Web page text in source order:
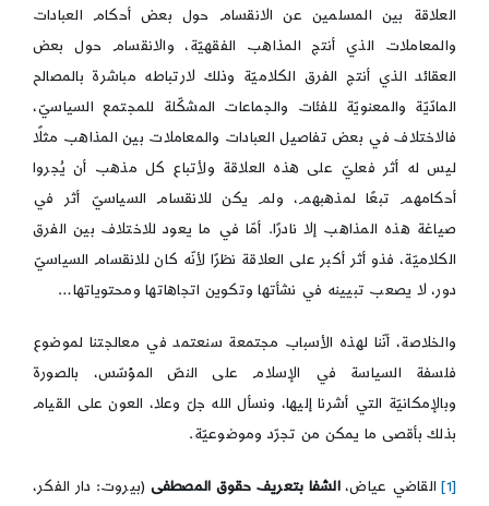
العلاقة بين المسلمين عن الانقسام حول بعض أحكام العبادات
والمعاملات الذي أنتج المذاهب الفقهيّة، والانقسام حول بعض
العقائد الذي أنتج الفرق الكلاميّة وذلك لارتباطه مباشرة بالمصالح
المادّيّة والمعنويّة للفئات والجماعات المشكّلة للمجتمع السياسيّ،
فالاختلاف في بعض تفاصيل العبادات والمعاملات بين المذاهب مثلًا
ليس له أثر فعليّ على هذه العلاقة ولأتباع كل مذهب أن يُجروا
أحكامهم تبعًا لمذهبهم، ولم يكن للانقسام السياسيّ أثر في
صياغة هذه المذاهب إلا نادرًا. أمّا في ما يعود للاختلاف بين الفرق
الكلاميّة، فذو أثر أكبر على العلاقة نظرًا لأنّه كان للانقسام السياسيّ
دور، لا يصعب تبيينه في نشأتها وتكوين اتجاهاتها ومحتوياتها…
والخلاصة، أنّنا لهذه الأسباب مجتمعة سنعتمد في معالجتنا لموضوع
فلسفة السياسة في الإسلام على النصّ المؤسّس، بالصورة
وبالإمكانيّة التي أشرنا إليها، ونسأل الله جلّ وعلا، العون على القيام
بذلك بأقصى ما يمكن من تجرّد وموضوعيّة.
[1] القاضي عياض،الشفا بتعريف حقوق المصطفى (بيروت: دار الفكر،